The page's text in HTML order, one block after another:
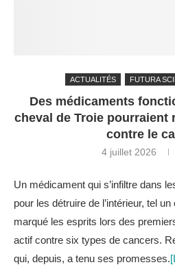
ACTUALITÉS FUTURA
Des médicaments
cheval de Troie pourraient
contre le
4 juillet 2026
Un médicament qui s’infiltre dans
pour les détruire de l’intérieur, tel
marqué les esprits lors des
actif contre six types de cancers.
qui, depuis, a tenu ses promesses.